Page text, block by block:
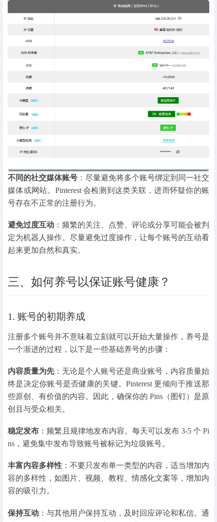
不同的社交媒体账号 ：尽量避免将多个账号绑定到同一社交
媒体或网站。Pinterest 会检测到这类关联，进而怀疑你的账
号存在不正常的注册行为。
避免过度互动 ：频繁的关注、点赞、评论或分享可能会被判
定为机器人操作。尽量避免过度操作，让每个账号的互动看
起来更加自然和真实。
三、如何养号以保证账号健康？
1. 账号的初期养成
注册多个账号并不意味着立刻就可以开始大量操作，养号是
一个渐进的过程，以下是一些基础养号的步骤：
内容质量为先：无论是个人账号还是商业账号，内容质量始
终是决定你账号是否健康的关键。Pinterest 更倾向于推送那
些原创、有价值的内容。因此，确保你的 Pins（图钉）是原
创且与受众相关。
稳定发布 ：频繁且规律地发布内容。每天可以发布 3-5 个 Pi
ns，避免集中发布导致账号被标记为垃圾账号。
丰富内容多样性 ：不要只发布单一类型的内容，适当增加内
容的多样性，如图片、视频、教程、情感化文案等，增加内
容的吸引力。
保持互动 ：与其他用户保持互动，及时回应评论和私信。通